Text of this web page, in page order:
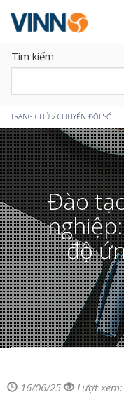
Tìm kiếm
Bạn
đang
ở
đây
TRANG CHỦ » CHUYỂN ĐỔI SỐ
Đào
độ
16/06/25 Lượt